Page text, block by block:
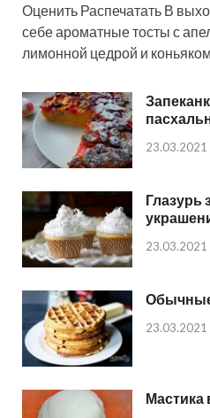
Оценить Распечатать В
себе ароматные тосты с
лимонной цедрой и
23.03.2021
Глазурь
23.03.2021
23.03.2021
Мастика